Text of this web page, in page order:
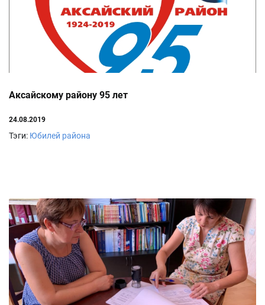
Аксайскому району 95 лет
24.08.2019
Тэги: Юбилей района